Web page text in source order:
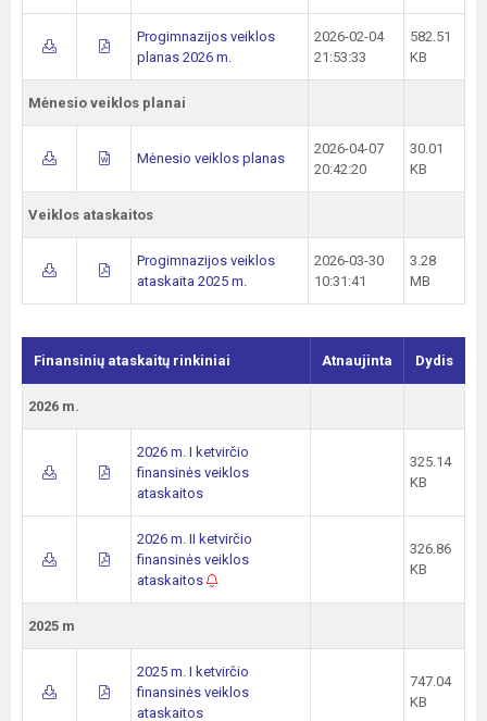
Progimnazijos veiklos
planas 2026 m.
2026-02-04
21:53:33
582.51
KB
Mėnesio veiklos planai
Mėnesio veiklos planas
2026-04-07
20:42:20
30.01
KB
Veiklos ataskaitos
Progimnazijos veiklos
ataskaita 2025 m.
2026-03-30
10:31:41
3.28
MB
Finansinių ataskaitų rinkiniai Atnaujinta Dydis
2026 m.
2026 m. I ketvirčio
finansinės veiklos
ataskaitos
325.14
KB
2026 m. II ketvirčio
finansinės veiklos
ataskaitos
326.86
KB
2025 m
2025 m. I ketvirčio
finansinės veiklos
ataskaitos
747.04
KB